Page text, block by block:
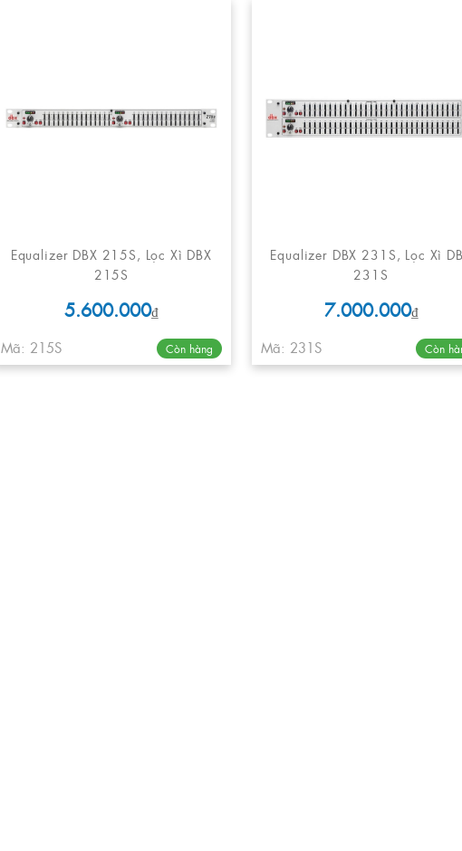
Equalizer DBX 215S, Lọc Xì DBX
215S
5.600.000₫
Mã: 215S
Còn hàng
Equalizer DBX 231S, Lọc Xì
231S
7.000.000₫
Mã: 231S
Còn